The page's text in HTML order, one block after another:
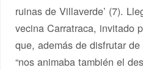
ruinas de Villaverde’ (7).
vecina Carratraca, invitado
que, además de disfrutar
“nos animaba también el